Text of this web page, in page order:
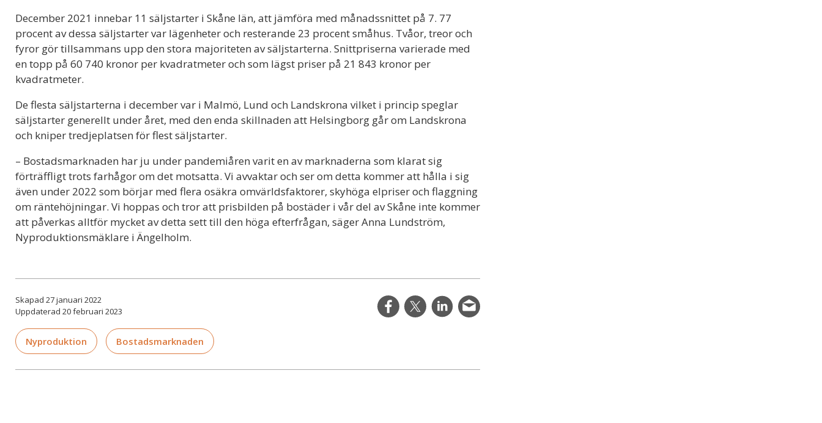
December 2021 innebar 11 säljstarter i Skåne län, att jämföra med månadssnittet på 7. 77
procent av dessa säljstarter var lägenheter och resterande 23 procent småhus. Tvåor, treor och
fyror gör tillsammans upp den stora majoriteten av säljstarterna. Snittpriserna varierade med
en topp på 60 740 kronor per kvadratmeter och som lägst priser på 21 843 kronor per
kvadratmeter.
De flesta säljstarterna i december var i Malmö, Lund och Landskrona vilket i princip speglar
säljstarter generellt under året, med den enda skillnaden att Helsingborg går om Landskrona
och kniper tredjeplatsen för flest säljstarter.
– Bostadsmarknaden har ju under pandemiåren varit en av marknaderna som klarat sig
förträffligt trots farhågor om det motsatta. Vi avvaktar och ser om detta kommer att hålla i sig
även under 2022 som börjar med flera osäkra omvärldsfaktorer, skyhöga elpriser och flaggning
om räntehöjningar. Vi hoppas och tror att prisbilden på bostäder i vår del av Skåne inte kommer
att påverkas alltför mycket av detta sett till den höga efterfrågan, säger Anna Lundström,
Nyproduktionsmäklare i Ängelholm.
Skapad 27 januari 2022
Uppdaterad 20 februari 2023
Nyproduktion Bostadsmarknaden